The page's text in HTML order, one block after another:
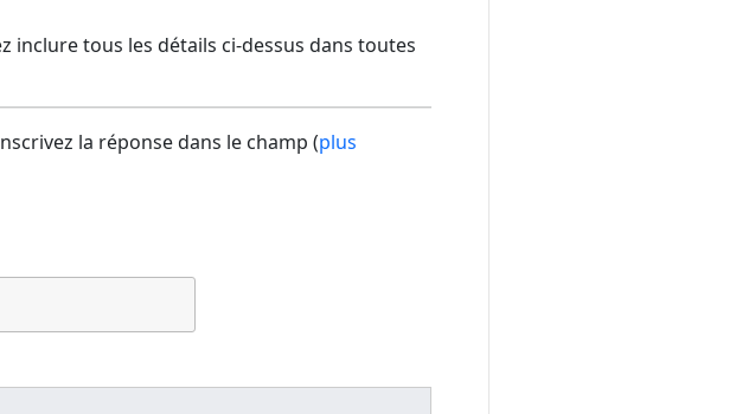
inclure tous les détails ci-dessus dans toutes
la réponse dans le champ (plus